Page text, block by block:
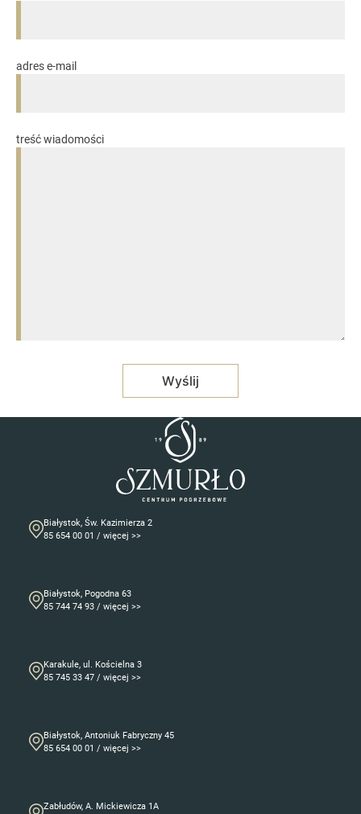
adres e-mail
treść wiadomości
Białystok, Św. Kazimierza 2
85 654 00 01 / więcej >>
Białystok, Pogodna 63
85 744 74 93 / więcej >>
Karakule, ul. Kościelna 3
85 745 33 47 / więcej >>
Białystok, Antoniuk Fabryczny 45
85 654 00 01 / więcej >>
Zabłudów, A. Mickiewicza 1A